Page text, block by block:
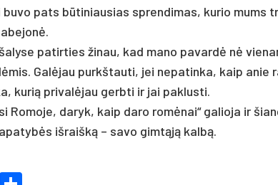
pa­ts būti­niau­sias spren­di­mas, ku­rio mums
pa­tir­ties ži­nau, kad ma­no pa­vardė nė
Galė­jau purkš­tau­ti, jei ne­pa­tin­ka, kaip
ku­rią pri­valė­jau gerb­ti ir jai pa­klus­ti.
Ro­mo­je, da­ryk, kaip da­ro romė­nai“ ga­lio­ja ir
iš­raišką – sa­vo gimtąją kalbą.